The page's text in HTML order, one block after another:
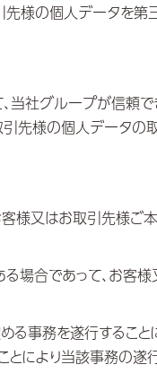
先様の個人データを第
社グループが信頼で
引先様の個人データの
様又はお取引先様ご
場合であって、お客
事務を遂行すること
とにより当該事務の遂